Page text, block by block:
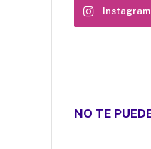
Instagram
NO TE